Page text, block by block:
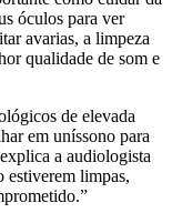
óculos para ver
avarias, a limpeza
qualidade de som e
de elevada
em uníssono para
a audiologista
estiverem limpas,